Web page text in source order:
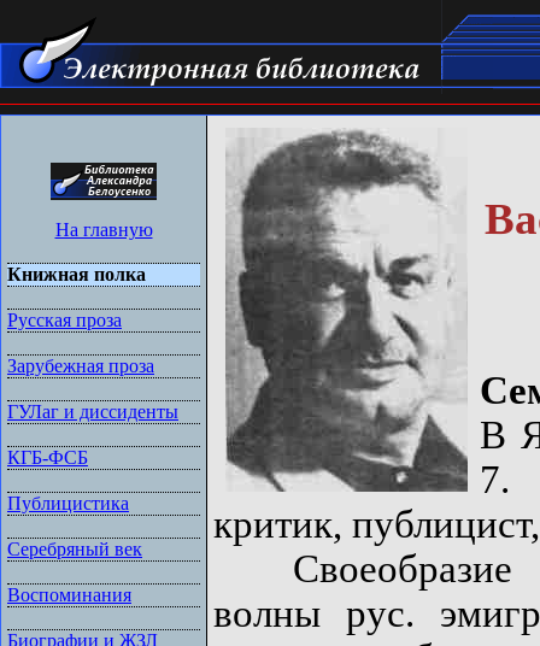
На главную
Книжная полка
Русская проза
Зарубежная проза
ГУЛаг и диссиденты
КГБ-ФСБ
Публицистика
Серебряный век
Воспоминания
Биографии и ЖЗЛ
В
7.
критик,
Своеобразие
волны рус.